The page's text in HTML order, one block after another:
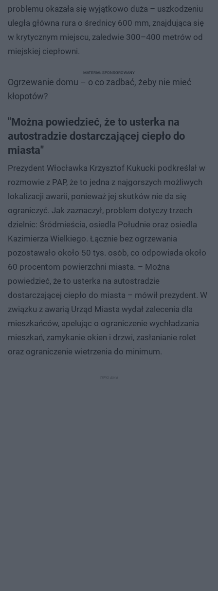
problemu okazała się wyjątkowo duża – uszkodzeniu
uległa główna rura o średnicy 600 mm, znajdująca się
w krytycznym miejscu, zaledwie 300–400 metrów od
miejskiej ciepłowni.
Ogrzewanie domu – o co zadbać, żeby nie mieć
kłopotów?
MATERIAŁ SPONSOROWANY
"Można powiedzieć, że to usterka na
autostradzie dostarczającej ciepło do
miasta"
Prezydent Włocławka Krzysztof Kukucki podkreślał w
rozmowie z PAP, że to jedna z najgorszych możliwych
lokalizacji awarii, ponieważ jej skutków nie da się
ograniczyć. Jak zaznaczył, problem dotyczy trzech
dzielnic: Śródmieścia, osiedla Południe oraz osiedla
Kazimierza Wielkiego. Łącznie bez ogrzewania
pozostawało około 50 tys. osób, co odpowiada około
60 procentom powierzchni miasta. – Można
powiedzieć, że to usterka na autostradzie
dostarczającej ciepło do miasta – mówił prezydent. W
związku z awarią Urząd Miasta wydał zalecenia dla
mieszkańców, apelując o ograniczenie wychładzania
mieszkań, zamykanie okien i drzwi, zasłanianie rolet
oraz ograniczenie wietrzenia do minimum.